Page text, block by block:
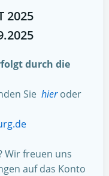
2025
durch die
Sie hieroder
Wir freuen uns
auf das Konto